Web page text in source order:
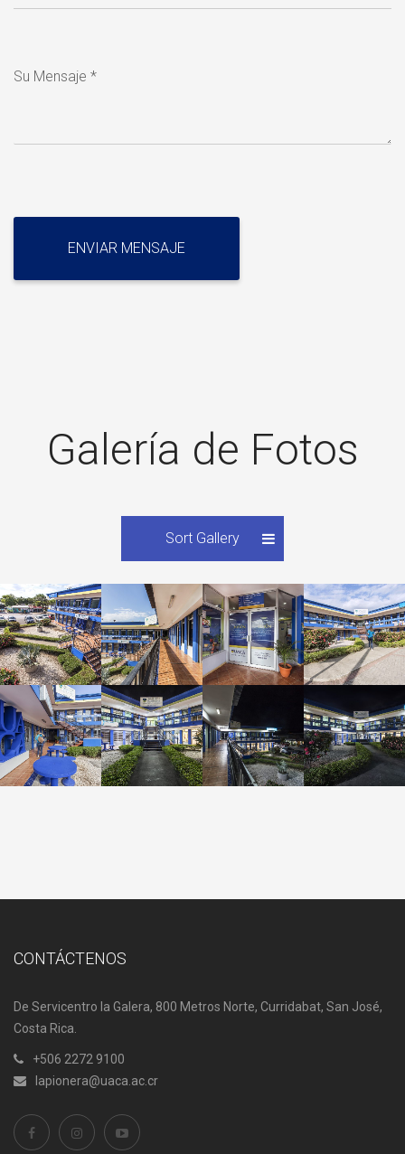
Su Mensaje *
Galería de Fotos
Sort Gallery
CONTÁCTENOS
De Servicentro la Galera, 800 Metros Norte, Curridabat, San José,
Costa Rica.
+506 2272 9100
lapionera@uaca.ac.cr